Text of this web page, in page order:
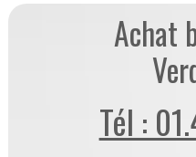
Achat
Tél :